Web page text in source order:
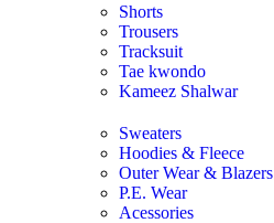
Shorts
Trousers
Tracksuit
Tae kwondo
Kameez Shalwar
Sweaters
Hoodies & Fleece
Outer Wear & Blazers
P.E. Wear
Acessories